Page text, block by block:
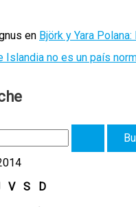
en Björk y Yara
Islandia no es un país
V S
D